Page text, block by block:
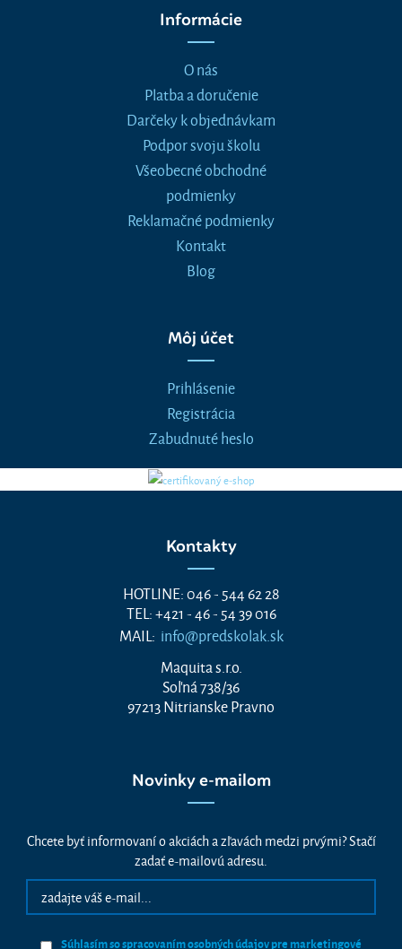
Informácie
O nás
Platba a doručenie
Darčeky k objednávkam
Podpor svoju školu
Všeobecné obchodné
podmienky
Reklamačné podmienky
Kontakt
Blog
Môj účet
Prihlásenie
Registrácia
Zabudnuté heslo
Kontakty
HOTLINE: 046 - 544 62 28
TEL: +421 - 46 - 54 39 016
MAIL: info@predskolak.sk
Maquita s.r.o.
Soľná 738/36
97213 Nitrianske Pravno
Novinky e-mailom
Chcete byť informovaní o akciách a zľavách medzi prvými? Stačí
zadať e-mailovú adresu.
Súhlasím so spracovaním osobných údajov pre marketingové